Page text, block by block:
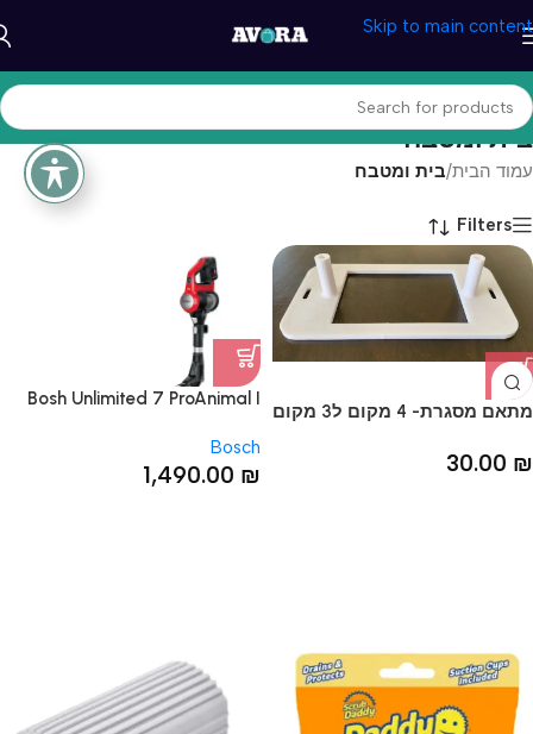
Skip to main content
בית ומטבח
עמוד הבית/בית ומטבח
Filters
מתאם מסגרת- 4 מקום ל3 מקום
30.00 ₪
Bosh Unlimited 7 ProAnimal I
Bosch
1,490.00 ₪